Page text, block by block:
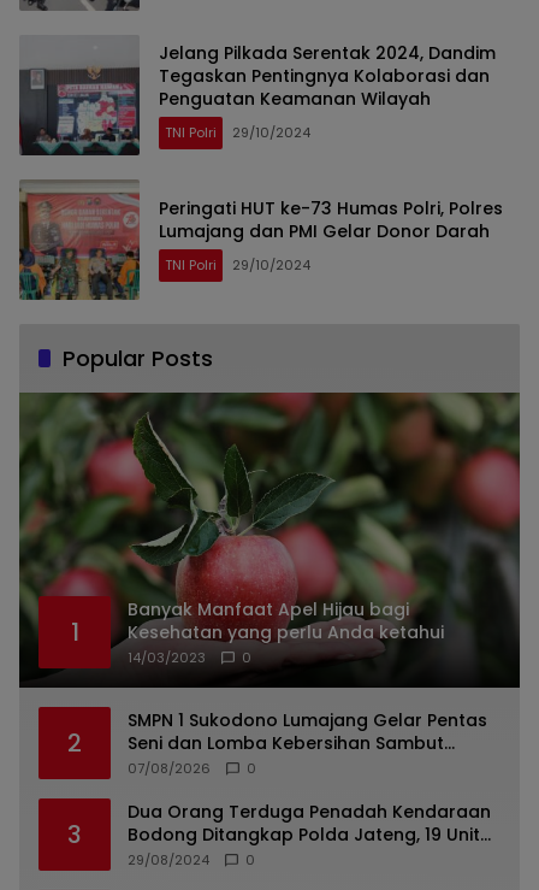
Jelang Pilkada Serentak 2024, Dandim
Tegaskan Pentingnya Kolaborasi dan
Penguatan Keamanan Wilayah
TNI Polri 29/10/2024
Peringati HUT ke-73 Humas Polri, Polres
Lumajang dan PMI Gelar Donor Darah
TNI Polri 29/10/2024
Popular Posts
1
Banyak Manfaat Apel Hijau bagi
Kesehatan yang perlu Anda ketahui
14/03/2023 0
2
SMPN 1 Sukodono Lumajang Gelar Pentas
Seni dan Lomba Kebersihan Sambut
Semangat Kemerdekaan
07/08/2026 0
3
Dua Orang Terduga Penadah Kendaraan
Bodong Ditangkap Polda Jateng, 19 Unit
Roda Empat Diamankan
29/08/2024 0